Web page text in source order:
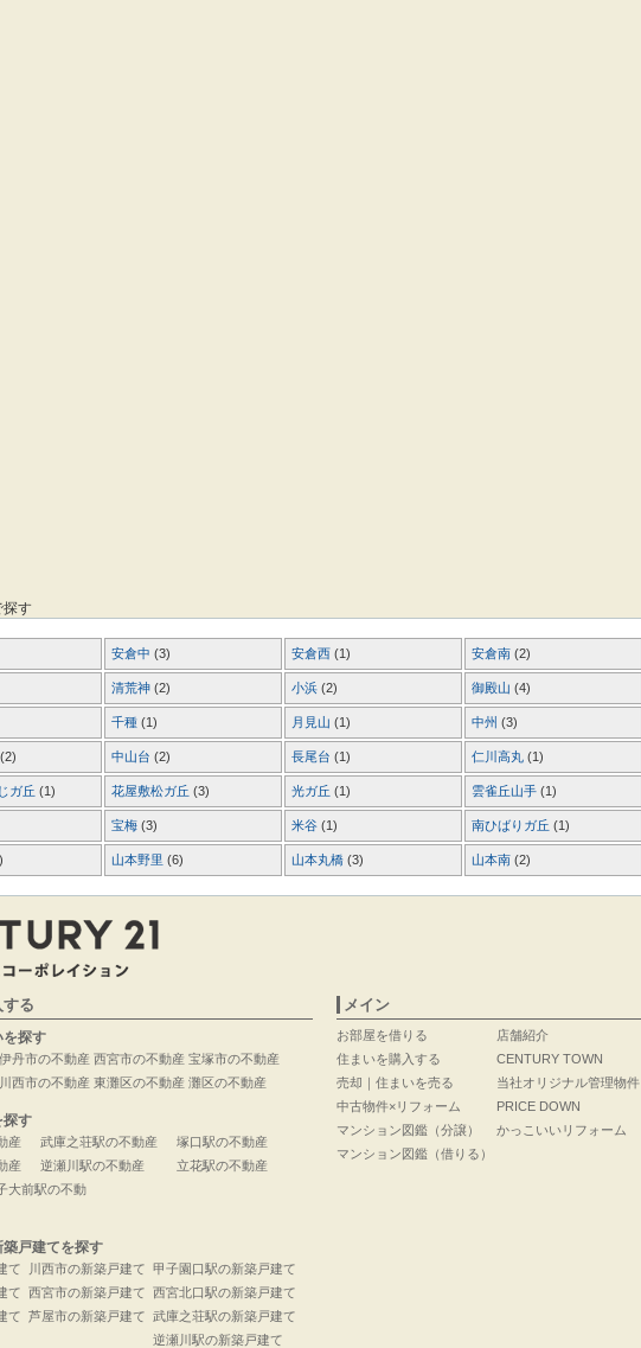
探す
安倉中 (3) 安倉西 (1) 安倉南 (2)
清荒神 (2) 小浜 (2) 御殿山 (4)
千種 (1) 月見山 (1) 中州 (3)
(2) 中山台 (2) 長尾台 (1) 仁川高丸 (1)
ガ丘 (1) 花屋敷松ガ丘 (3) 光ガ丘 (1) 雲雀丘山手 (1)
宝梅 (3) 米谷 (1) 南ひばりガ丘 (1)
山本野里 (6) 山本丸橋 (3) 山本南 (2)
る
を探す
伊丹市の不動産
川西市の不動産
西宮市の不動産
東灘区の不動産
宝塚市の不動産
灘区の不動産
探す
産
産
武庫之荘駅の不動産
逆瀬川駅の不動産
塚口駅の不動産
立花駅の不動産
大前駅の不動
戸建てを探す
て
て
て
川西市の新築戸建て
西宮市の新築戸建て
芦屋市の新築戸建て
甲子園口駅の新築戸建て
西宮北口駅の新築戸建て
武庫之荘駅の新築戸建て
逆瀬川駅の新築戸建て
メイン
お部屋を借りる
住まいを購入する
売却｜住まいを売る
中古物件×リフォーム
マンション図鑑（分譲）
マンション図鑑（借りる）
店舗紹介
CENTURY TOWN
当社オリジナル管理物件
PRICE DOWN
かっこいいリフォーム